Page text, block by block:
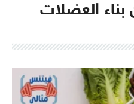
العضلات